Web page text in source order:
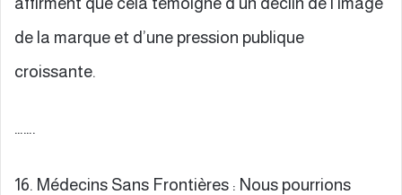
de la marque et d’une pression publique
croissante.
…….
16. Médecins Sans Frontières : Nous pourrions